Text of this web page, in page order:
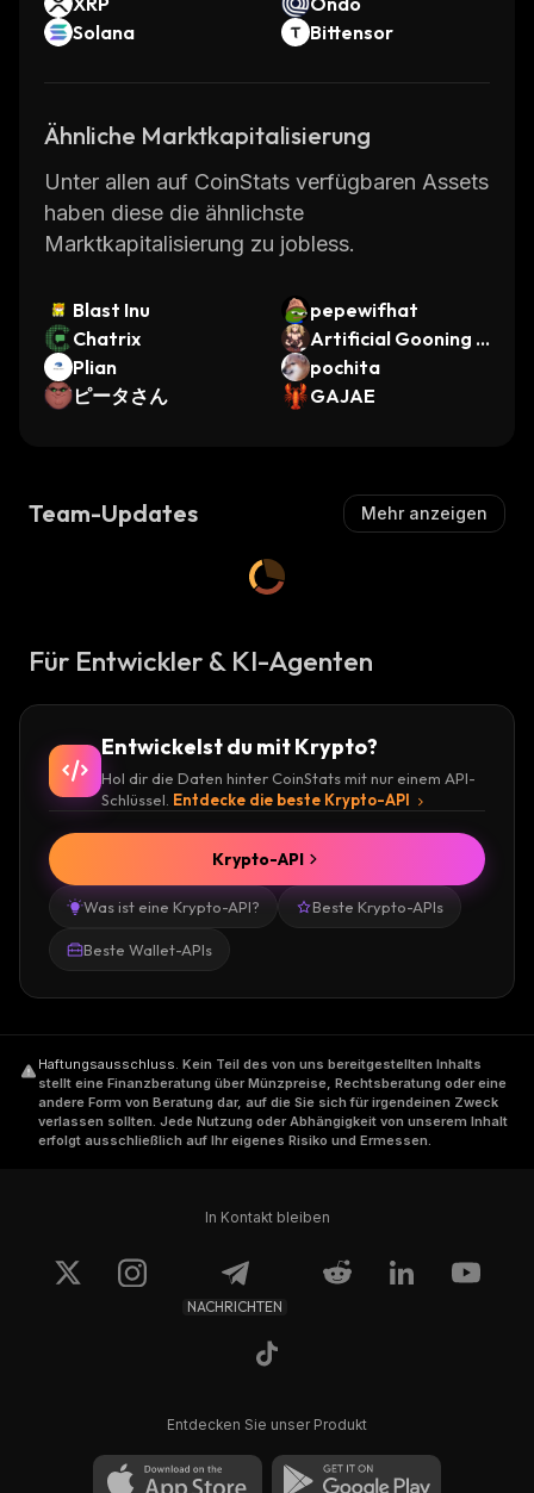
Solana
Bittensor
Ähnliche Marktkapitalisierung
Unter allen auf CoinStats verfügbaren Assets
haben diese die ähnlichste
Marktkapitalisierung zu jobless.
Blast Inu
pepewifhat
Chatrix
Artificial Gooning I
ntelligence
Plian
pochita
ピータさん
GAJAE
Team-Updates Mehr anzeigen
Für Entwickler & KI-Agenten
Entwickelst du mit Krypto?
Hol dir die Daten hinter CoinStats mit nur einem API-
Schlüssel. Entdecke die beste Krypto-API
Was ist eine Krypto-API? Beste Krypto-APIs
Beste Wallet-APIs
Krypto-API
Haftungsausschluss. Kein Teil des von uns bereitgestellten Inhalts
stellt eine Finanzberatung über Münzpreise, Rechtsberatung oder eine
andere Form von Beratung dar, auf die Sie sich für irgendeinen Zweck
verlassen sollten. Jede Nutzung oder Abhängigkeit von unserem Inhalt
erfolgt ausschließlich auf Ihr eigenes Risiko und Ermessen.
In Kontakt bleiben
NACHRICHTEN
Entdecken Sie unser Produkt